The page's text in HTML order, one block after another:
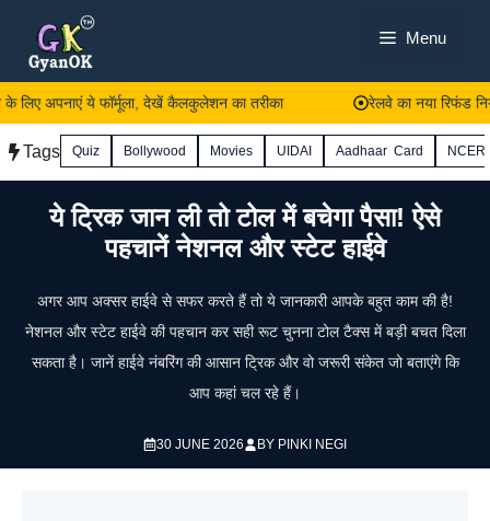
content
Menu
प्रॉपर्टी टैक्स की पेनाल्टी से बचने के लिए अपनाएं ये फॉर्मूला, देखें कैलकुलेशन का
Tags Quiz Bollywood Movies UIDAI Aadhaar Card
ये ट्रिक जान ली तो टोल में बचेगा पैसा! ऐसे
पहचानें नेशनल और स्टेट हाईवे
अगर आप अक्सर हाईवे से सफर करते हैं तो ये जानकारी आपके बहुत काम की है!
नेशनल और स्टेट हाईवे की पहचान कर सही रूट चुनना टोल टैक्स में बड़ी बचत दिला
सकता है। जानें हाईवे नंबरिंग की आसान ट्रिक और वो जरूरी संकेत जो बताएंगे कि
आप कहां चल रहे हैं।
30 JUNE 2026 BY PINKI NEGI